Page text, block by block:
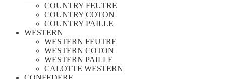
COUNTRY FEUTRE
COUNTRY COTON
COUNTRY PAILLE
WESTERN
WESTERN FEUTRE
WESTERN COTON
WESTERN PAILLE
CALOTTE WESTERN